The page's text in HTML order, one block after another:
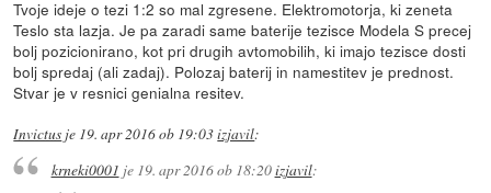
Tvoje ideje o tezi 1:2 so mal zgresene. Elektromotorja, ki zeneta
Teslo sta lazja. Je pa zaradi same baterije tezisce Modela S precej
bolj pozicionirano, kot pri drugih avtomobilih, ki imajo tezisce dosti
bolj spredaj (ali zadaj). Polozaj baterij in namestitev je prednost.
Stvar je v resnici genialna resitev.
Invictus je 19. apr 2016 ob 19:03izjavil:
krneki0001 je 19. apr 2016 ob 18:20izjavil: